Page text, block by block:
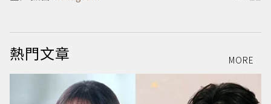
熱門文章 MORE